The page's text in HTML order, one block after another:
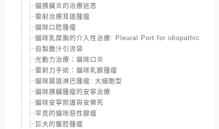
貓胰臟炎的治療迷思
雷射治療耳道腫瘤
貓咪口腔腫瘤
貓咪乳糜胸的介入性治療: Pleural Port for idiopathic
自製膽汁引流袋
光動力治療：貓咪口炎
雷射刀手術：貓咪乳腺腫瘤
貓咪腸道淋巴腫瘤: 大細胞型
貓咪胰臟腫瘤的安寧治療
貓咪安寧照護與安樂死
罕見的貓咪惡性腺瘤
巨大的腹腔腫瘤